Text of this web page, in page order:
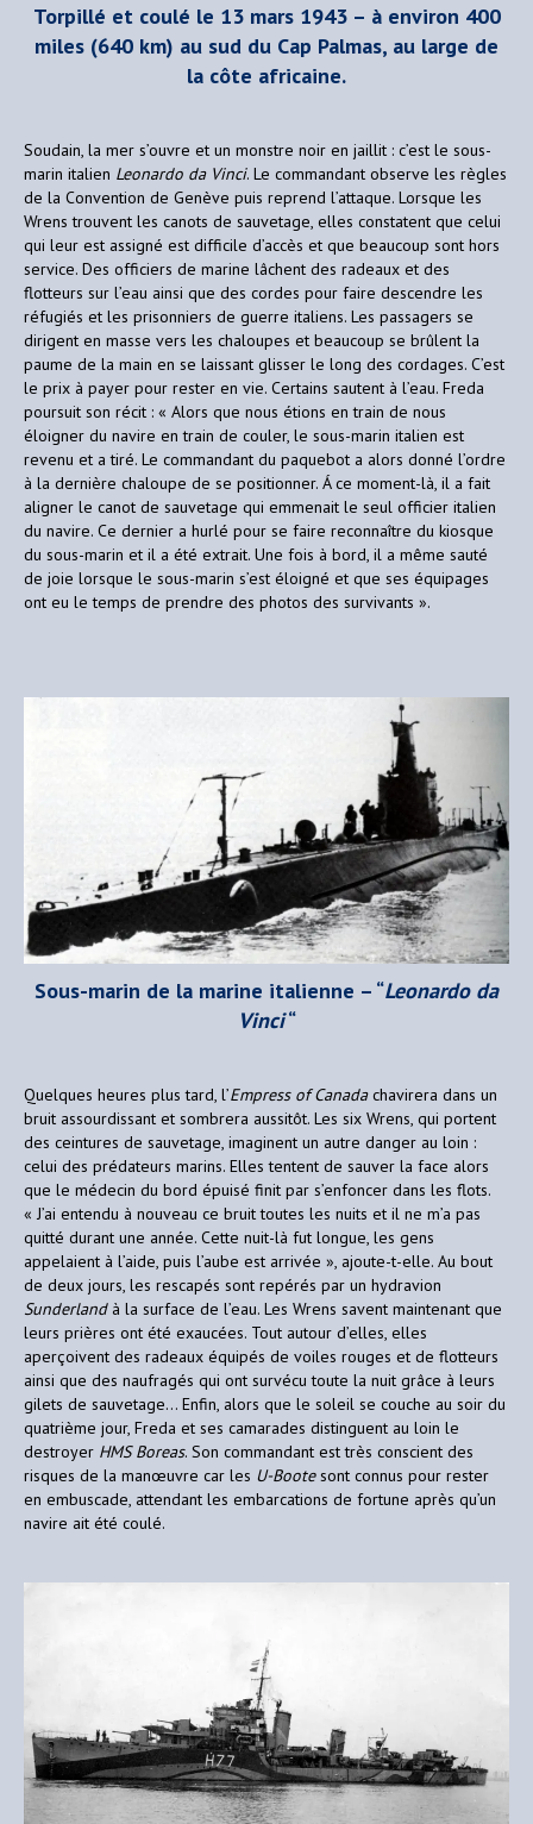
Torpillé et coulé le 13 mars 1943 – à environ 400
miles (640 km) au sud du Cap Palmas, au large de
la côte africaine.
Soudain, la mer s’ouvre et un monstre noir en jaillit : c’est le sous-
marin italien Leonardo da Vinci. Le commandant observe les règles
de la Convention de Genève puis reprend l’attaque. Lorsque les
Wrens trouvent les canots de sauvetage, elles constatent que celui
qui leur est assigné est difficile d’accès et que beaucoup sont hors
service. Des officiers de marine lâchent des radeaux et des
flotteurs sur l’eau ainsi que des cordes pour faire descendre les
réfugiés et les prisonniers de guerre italiens. Les passagers se
dirigent en masse vers les chaloupes et beaucoup se brûlent la
paume de la main en se laissant glisser le long des cordages. C’est
le prix à payer pour rester en vie. Certains sautent à l’eau. Freda
poursuit son récit : « Alors que nous étions en train de nous
éloigner du navire en train de couler, le sous-marin italien est
revenu et a tiré. Le commandant du paquebot a alors donné l’ordre
à la dernière chaloupe de se positionner. Á ce moment-là, il a fait
aligner le canot de sauvetage qui emmenait le seul officier italien
du navire. Ce dernier a hurlé pour se faire reconnaître du kiosque
du sous-marin et il a été extrait. Une fois à bord, il a même sauté
de joie lorsque le sous-marin s’est éloigné et que ses équipages
ont eu le temps de prendre des photos des survivants ».
Sous-marin de la marine italienne – “Leonardo da
Vinci“
Quelques heures plus tard, l’Empress of Canadachavirera dans un
bruit assourdissant et sombrera aussitôt. Les six Wrens, qui portent
des ceintures de sauvetage, imaginent un autre danger au loin :
celui des prédateurs marins. Elles tentent de sauver la face alors
que le médecin du bord épuisé finit par s’enfoncer dans les flots.
« J’ai entendu à nouveau ce bruit toutes les nuits et il ne m’a pas
quitté durant une année. Cette nuit-là fut longue, les gens
appelaient à l’aide, puis l’aube est arrivée », ajoute-t-elle. Au bout
de deux jours, les rescapés sont repérés par un hydravion
Sunderlandà la surface de l’eau. Les Wrens savent maintenant que
leurs prières ont été exaucées. Tout autour d’elles, elles
aperçoivent des radeaux équipés de voiles rouges et de flotteurs
ainsi que des naufragés qui ont survécu toute la nuit grâce à leurs
gilets de sauvetage… Enfin, alors que le soleil se couche au soir du
quatrième jour, Freda et ses camarades distinguent au loin le
destroyer HMSBoreas. Son commandant est très conscient des
risques de la manœuvre car les U-Bootesont connus pour rester
en embuscade, attendant les embarcations de fortune après qu’un
navire ait été coulé.